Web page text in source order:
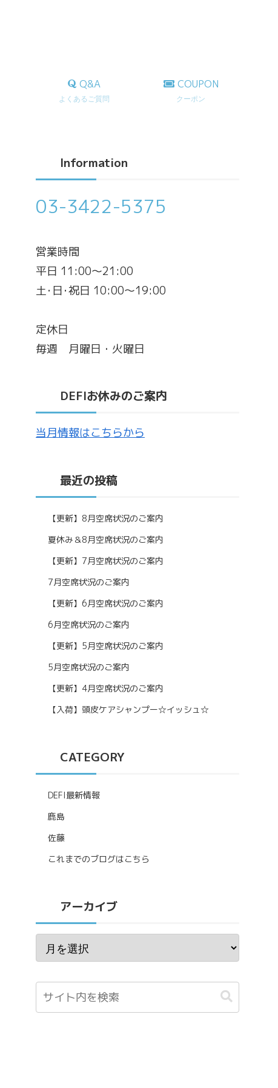
Q&A
よくあるご質問
COUPON
クーポン
Information
03-3422-5375
営業時間
平日 11:00～21:00
土･日･祝日 10:00～19:00
定休日
毎週 月曜日・火曜日
DEFIお休みのご案内
当月情報はこちらから
最近の投稿
【更新】8月空席状況のご案内
夏休み＆8月空席状況のご案内
【更新】7月空席状況のご案内
7月空席状況のご案内
【更新】6月空席状況のご案内
6月空席状況のご案内
【更新】5月空席状況のご案内
5月空席状況のご案内
【更新】4月空席状況のご案内
【入荷】頭皮ケアシャンプー☆イッシュ☆
CATEGORY
DEFI最新情報
鹿島
佐藤
これまでのブログはこちら
アーカイブ